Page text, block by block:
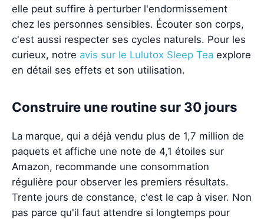
elle peut suffire à perturber l'endormissement
chez les personnes sensibles. Écouter son corps,
c'est aussi respecter ses cycles naturels. Pour les
curieux, notre avis sur le Lulutox Sleep Tea explore
en détail ses effets et son utilisation.
Construire une routine sur 30 jours
La marque, qui a déjà vendu plus de 1,7 million de
paquets et affiche une note de 4,1 étoiles sur
Amazon, recommande une consommation
régulière pour observer les premiers résultats.
Trente jours de constance, c'est le cap à viser. Non
pas parce qu'il faut attendre si longtemps pour